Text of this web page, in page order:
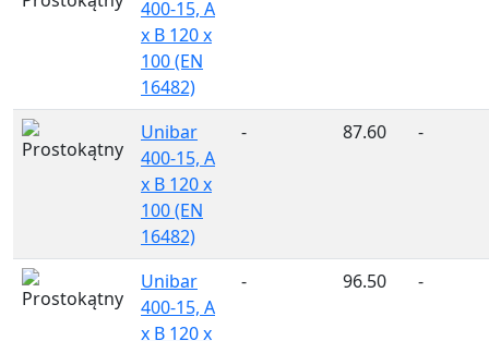
400-15, A
x B 120 x
100 (EN
16482)
Unibar
400-15, A
x B 120 x
100 (EN
16482)
- 87.60 -
Unibar
400-15, A
x B 120 x
- 96.50 -